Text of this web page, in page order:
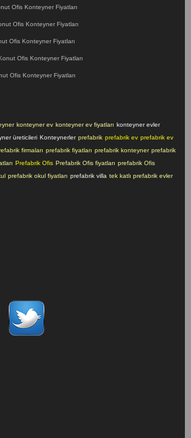
Ofis Konteyner Fiyatları
Ofis Konteyner Fiyatları
Ofis Konteyner Fiyatları
Ofis Konteyner Fiyatları
Ofis Konteyner Fiyatları
konteyner ev konteyner ev fiyatları konteyner evler
üreticileri Konteynerler prefabrik prefabrik ev prefabrik ev
firmaları prefabrik fiyatları prefabrik konteyner prefabrik
Prefabrik Ofis Prefabrik Ofis fiyatları prefabrik Ofis
prefabrik okul fiyatları prefabrik villa tek katlı prefabrik evler